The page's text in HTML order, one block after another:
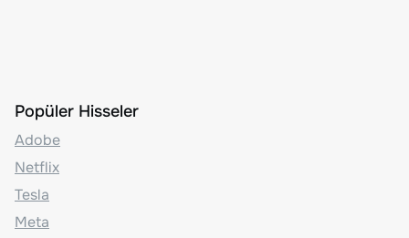
Popüler Hisseler
Adobe
Netflix
Tesla
Meta